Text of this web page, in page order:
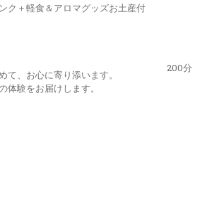
ク＋軽食＆アロマグッズお土産付
、お心に寄り添います。
験をお届けします。
200分